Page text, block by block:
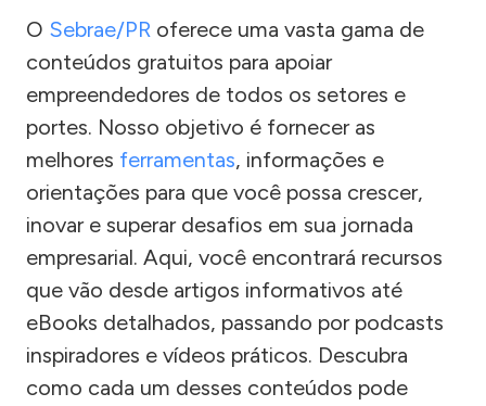
O Sebrae/PR oferece uma vasta gama de
conteúdos gratuitos para apoiar
empreendedores de todos os setores e
portes. Nosso objetivo é fornecer as
melhores ferramentas, informações e
orientações para que você possa crescer,
inovar e superar desafios em sua jornada
empresarial. Aqui, você encontrará recursos
que vão desde artigos informativos até
eBooks detalhados, passando por podcasts
inspiradores e vídeos práticos. Descubra
como cada um desses conteúdos pode